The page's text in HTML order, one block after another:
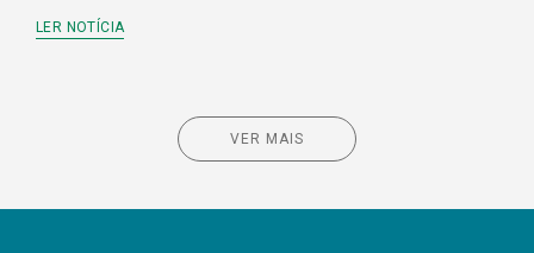
LER NOTÍCIA
VER MAIS